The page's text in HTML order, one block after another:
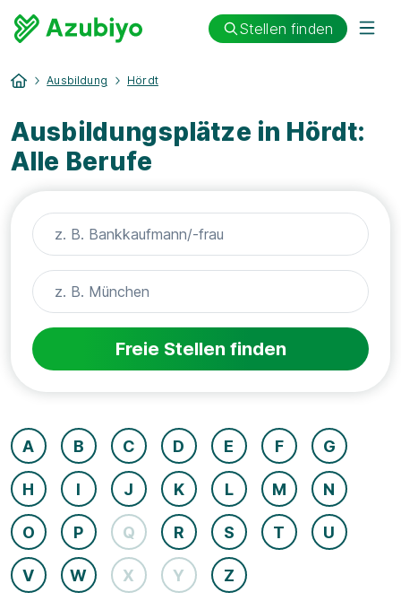
Stellen finden
Ausbildung Hördt
Ausbildungsplätze in Hördt:
Alle Berufe
Freie Stellen finden
A B C D E F G
H I J K L M N
O P Q R S T U
V W X Y Z